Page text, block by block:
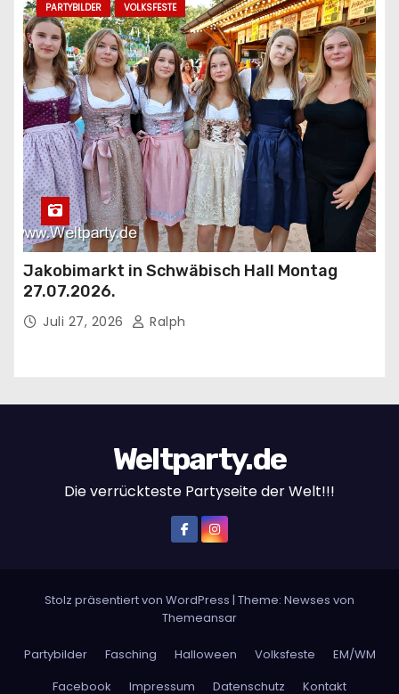
PARTYBILDER VOLKSFESTE
Jakobimarkt in Schwäbisch Hall Montag
27.07.2026.
Juli 27, 2026 Ralph
Weltparty.de
Die verrückteste Partyseite der Welt!!!
Stolz präsentiert von WordPress | Theme: Newses von
Themeansar
Partybilder Fasching Halloween Volksfeste
EM/WM
Facebook
Impressum Datenschutz Kontakt